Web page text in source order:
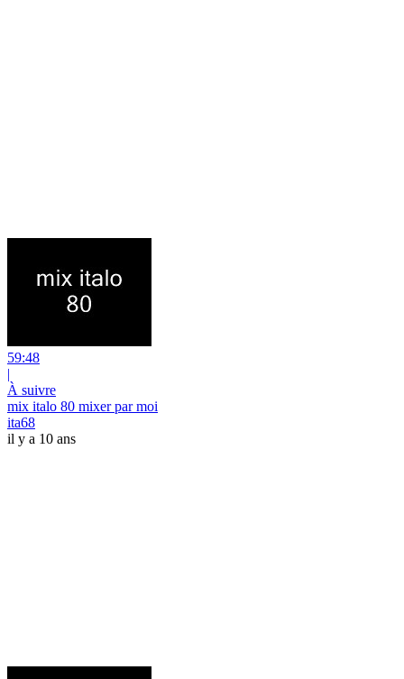
59:48
|
À suivre
mix italo 80 mixer par moi
ita68
il y a 10 ans